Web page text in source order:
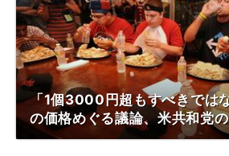
「1個3000円超もすべきでは
の価格めぐる議論、米共和党